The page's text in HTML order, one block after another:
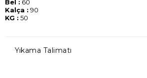
Bel : 60
Kalça : 90
KG : 50
Yıkama Talimatı